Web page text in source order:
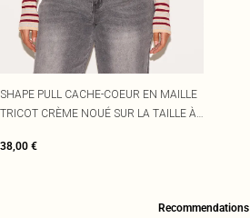
SHAPE PULL CACHE-COEUR EN MAILLE
TRICOT CRÈME NOUÉ SUR LA TAILLE À
38,00 €
Recommendations